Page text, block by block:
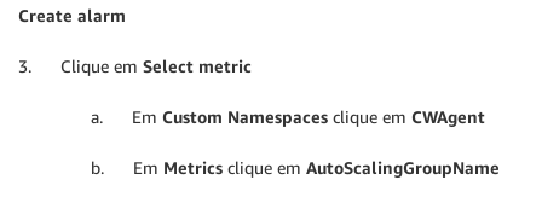
Create alarm
3. Clique em Select metric
a. Em Custom Namespaces clique em CWAgent
b. Em Metrics clique em AutoScalingGroupName